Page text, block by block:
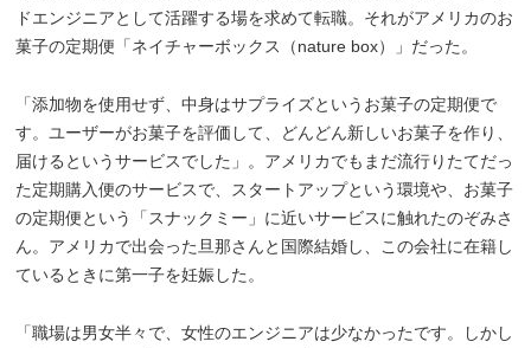
ドエンジニアとして活躍する場を求めて転職。それがアメリカのお
菓子の定期便「ネイチャーボックス（nature box）」だった。
「添加物を使用せず、中身はサプライズというお菓子の定期便で
す。ユーザーがお菓子を評価して、どんどん新しいお菓子を作り、
届けるというサービスでした」。アメリカでもまだ流行りたてだっ
た定期購入便のサービスで、スタートアップという環境や、お菓子
の定期便という「スナックミー」に近いサービスに触れたのぞみさ
ん。アメリカで出会った旦那さんと国際結婚し、この会社に在籍し
ているときに第一子を妊娠した。
「職場は男女半々で、女性のエンジニアは少なかったです。しかし